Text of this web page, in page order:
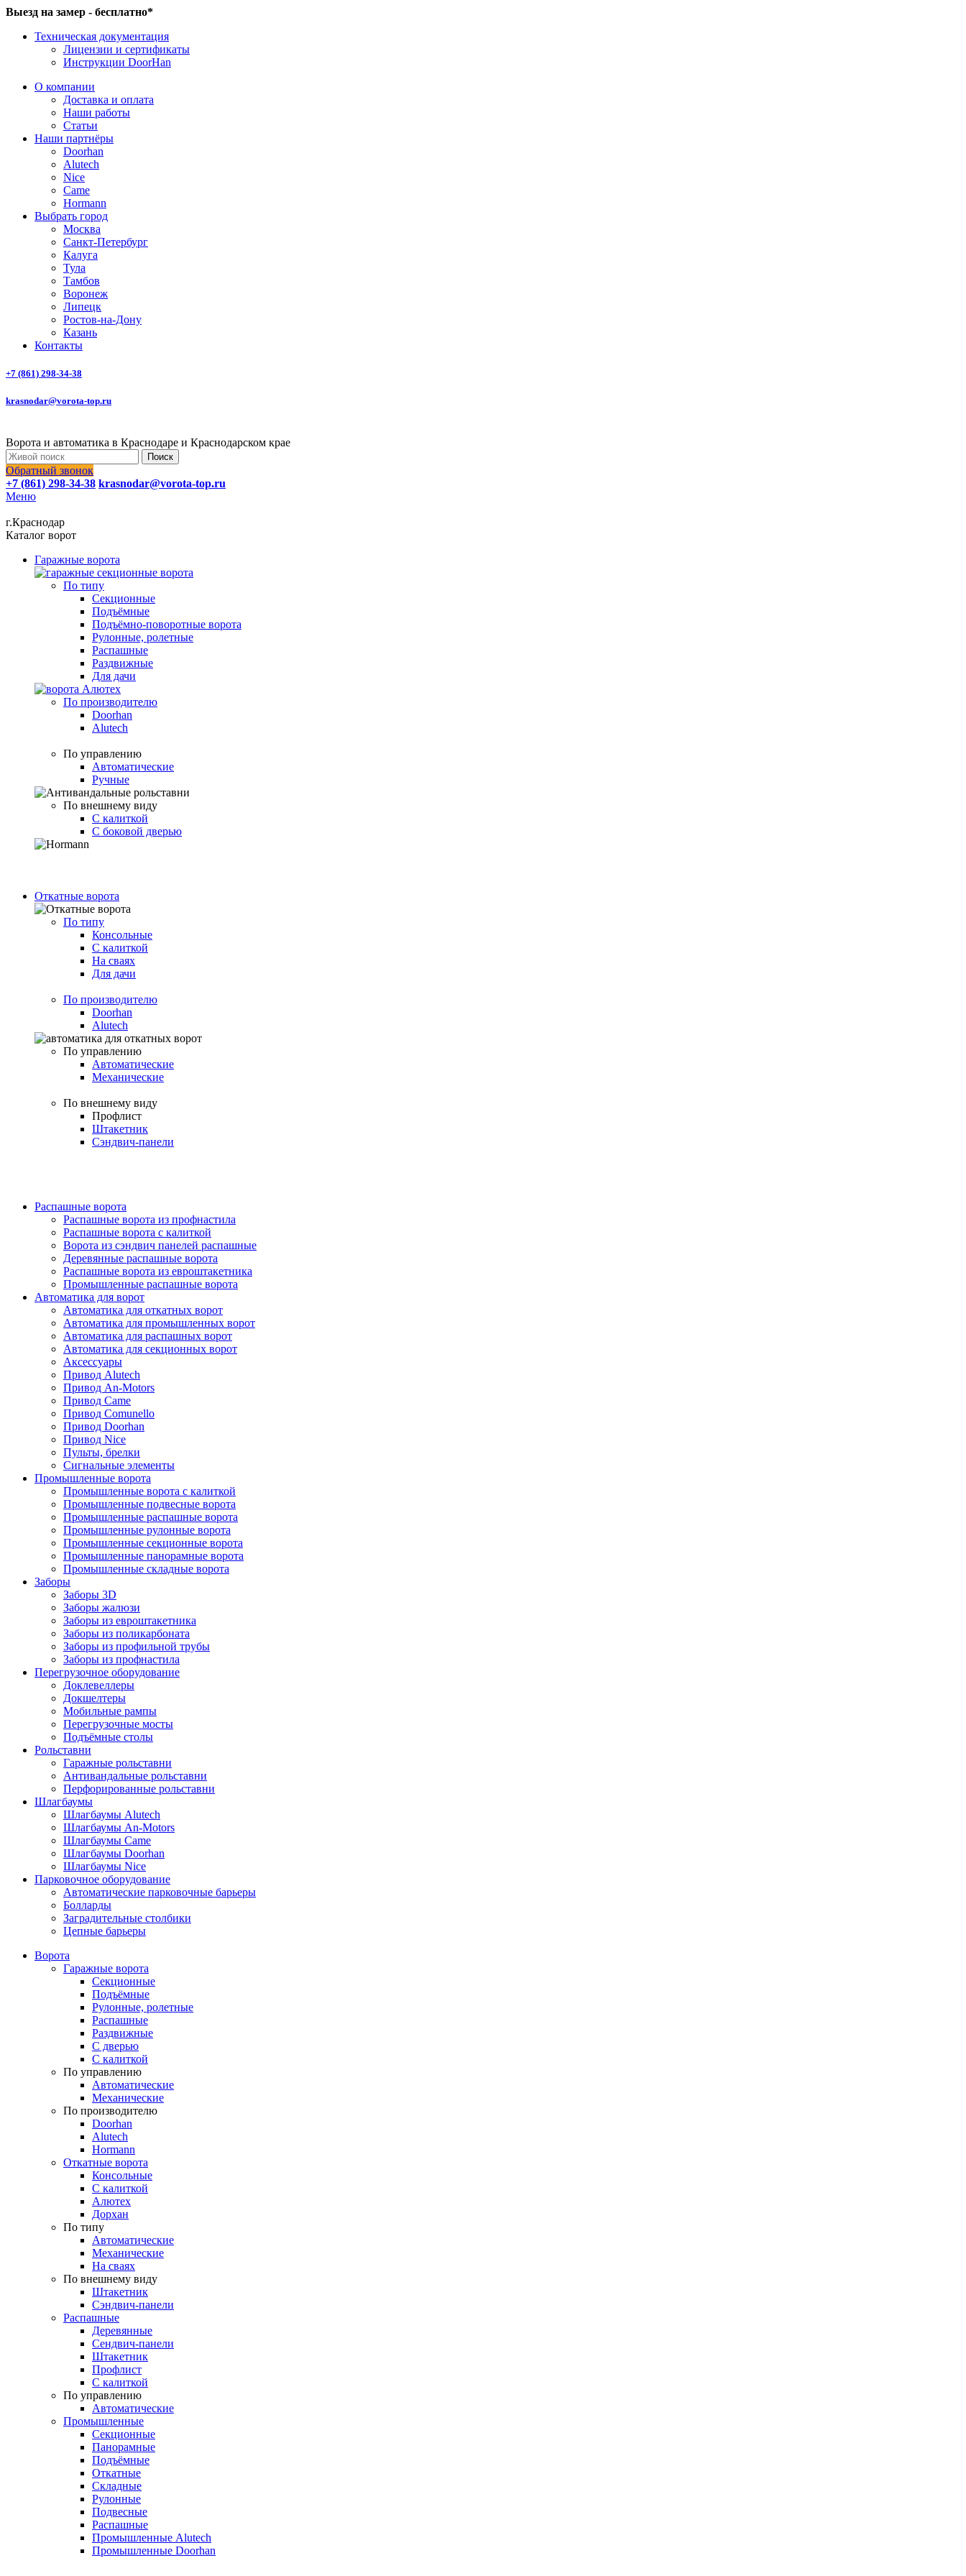
Выезд на замер - бесплатно*
Техническая документация
Лицензии и сертификаты
Инструкции DoorHan
О компании
Доставка и оплата
Наши работы
Статьи
Наши партнёры
Doorhan
Alutech
Nice
Came
Hormann
Выбрать город
Москва
Санкт-Петербург
Калуга
Тула
Тамбов
Воронеж
Липецк
Ростов-на-Дону
Казань
Контакты
+7 (861) 298-34-38
krasnodar@vorota-top.ru
Ворота и автоматика в Краснодаре и Краснодарском крае
Поиск
Обратный звонок
+7 (861) 298-34-38 krasnodar@vorota-top.ru
Меню
г.Краснодар
Каталог ворот
Гаражные ворота
По типу
Секционные
Подъёмные
Подъёмно-поворотные ворота
Рулонные, ролетные
Распашные
Раздвижные
Для дачи
По производителю
Doorhan
Alutech
По управлению
Автоматические
Ручные
По внешнему виду
С калиткой
С боковой дверью
Откатные ворота
По типу
Консольные
С калиткой
На сваях
Для дачи
По производителю
Doorhan
Alutech
По управлению
Автоматические
Механические
По внешнему виду
Профлист
Штакетник
Сэндвич-панели
Распашные ворота
Распашные ворота из профнастила
Распашные ворота с калиткой
Ворота из сэндвич панелей распашные
Деревянные распашные ворота
Распашные ворота из евроштакетника
Промышленные распашные ворота
Автоматика для ворот
Автоматика для откатных ворот
Автоматика для промышленных ворот
Автоматика для распашных ворот
Автоматика для секционных ворот
Аксессуары
Привод Alutech
Привод An-Motors
Привод Came
Привод Comunello
Привод Doorhan
Привод Nice
Пульты, брелки
Сигнальные элементы
Промышленные ворота
Промышленные ворота с калиткой
Промышленные подвесные ворота
Промышленные распашные ворота
Промышленные рулонные ворота
Промышленные секционные ворота
Промышленные панорамные ворота
Промышленные складные ворота
Заборы
Заборы 3D
Заборы жалюзи
Заборы из евроштакетника
Заборы из поликарбоната
Заборы из профильной трубы
Заборы из профнастила
Перегрузочное оборудование
Доклевеллеры
Докшелтеры
Мобильные рампы
Перегрузочные мосты
Подъёмные столы
Рольставни
Гаражные рольставни
Антивандальные рольставни
Перфорированные рольставни
Шлагбаумы
Шлагбаумы Alutech
Шлагбаумы An-Motors
Шлагбаумы Came
Шлагбаумы Doorhan
Шлагбаумы Nice
Парковочное оборудование
Автоматические парковочные барьеры
Болларды
Заградительные столбики
Цепные барьеры
Ворота
Гаражные ворота
Секционные
Подъёмные
Рулонные, ролетные
Распашные
Раздвижные
С дверью
С калиткой
По управлению
Автоматические
Механические
По производителю
Doorhan
Alutech
Hormann
Откатные ворота
Консольные
С калиткой
Алютех
Дорхан
По типу
Автоматические
Механические
На сваях
По внешнему виду
Штакетник
Сэндвич-панели
Распашные
Деревянные
Сендвич-панели
Штакетник
Профлист
С калиткой
По управлению
Автоматические
Промышленные
Секционные
Панорамные
Подъёмные
Откатные
Складные
Рулонные
Подвесные
Распашные
Промышленные Alutech
Промышленные Doorhan